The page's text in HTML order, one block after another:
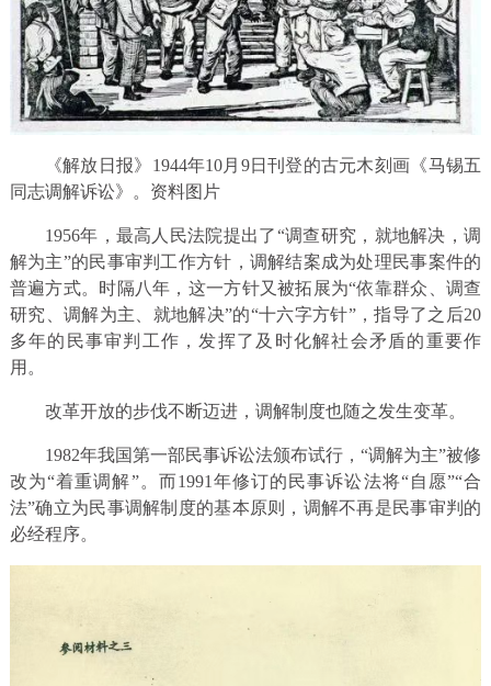
《解放日报》1944年10月9日刊登的古元木刻画《马锡五
同志调解诉讼》。资料图片
1956年，最高人民法院提出了“调查研究，就地解决，调
解为主”的民事审判工作方针，调解结案成为处理民事案件的
普遍方式。时隔八年，这一方针又被拓展为“依靠群众、调查
研究、调解为主、就地解决”的“十六字方针”，指导了之后20
多年的民事审判工作，发挥了及时化解社会矛盾的重要作
用。
改革开放的步伐不断迈进，调解制度也随之发生变革。
1982年我国第一部民事诉讼法颁布试行，“调解为主”被修
改为“着重调解”。而1991年修订的民事诉讼法将“自愿”“合
法”确立为民事调解制度的基本原则，调解不再是民事审判的
必经程序。